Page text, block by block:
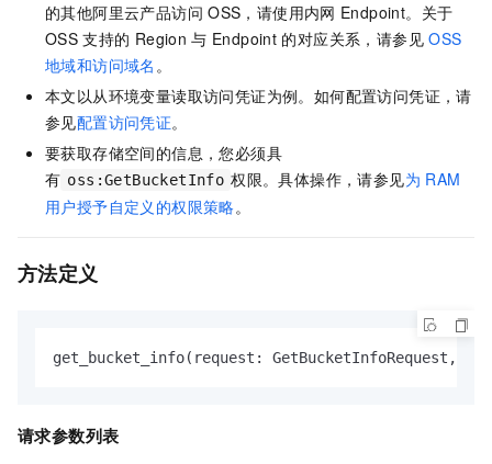
的其他阿里云产品访问 OSS，请使用内网 Endpoint。关于
OSS 支持的 Region 与 Endpoint 的对应关系，请参见 OSS
地域和访问域名 。
本文以从环境变量读取访问凭证为例。如何配置访问凭证，请
参见配置访问凭证。
要获取存储空间的信息，您必须具
有 oss:GetBucketInfo 权限。具体操作，请参见为 RAM
用户授予自定义的权限策略。
方法定义
get_bucket_info(request: GetBucketInfoRequest,
请求参数列表